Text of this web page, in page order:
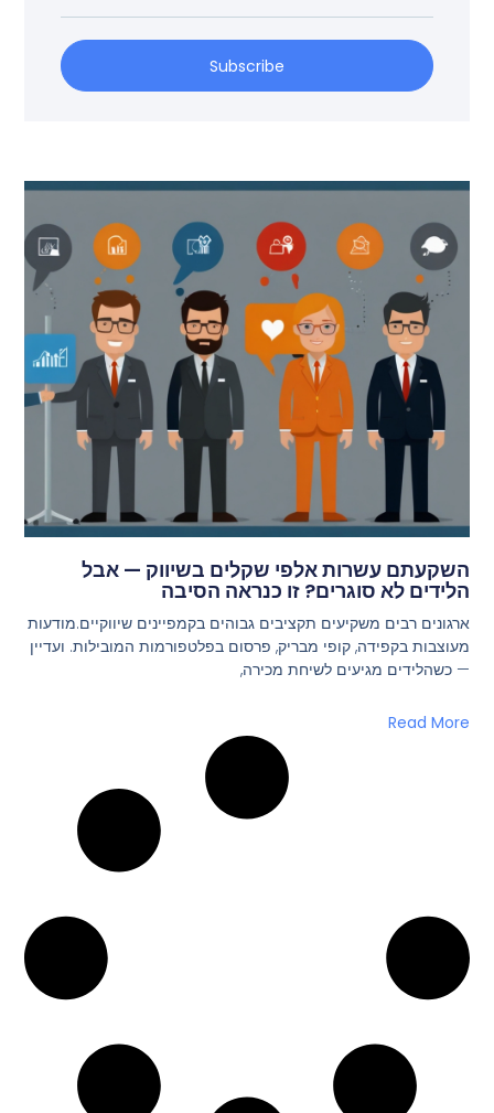
Subscribe
השקעתם עשרות אלפי שקלים בשיווק — אבל
הלידים לא סוגרים? זו כנראה הסיבה
ארגונים רבים משקיעים תקציבים גבוהים בקמפיינים שיווקיים.מודעות
מעוצבות בקפידה, קופי מבריק, פרסום בפלטפורמות המובילות. ועדיין
— כשהלידים מגיעים לשיחת מכירה,
Read More